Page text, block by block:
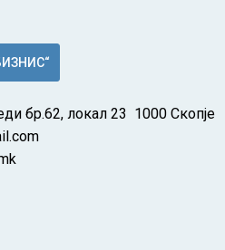
бр.62, локал 23 1000 Скопје